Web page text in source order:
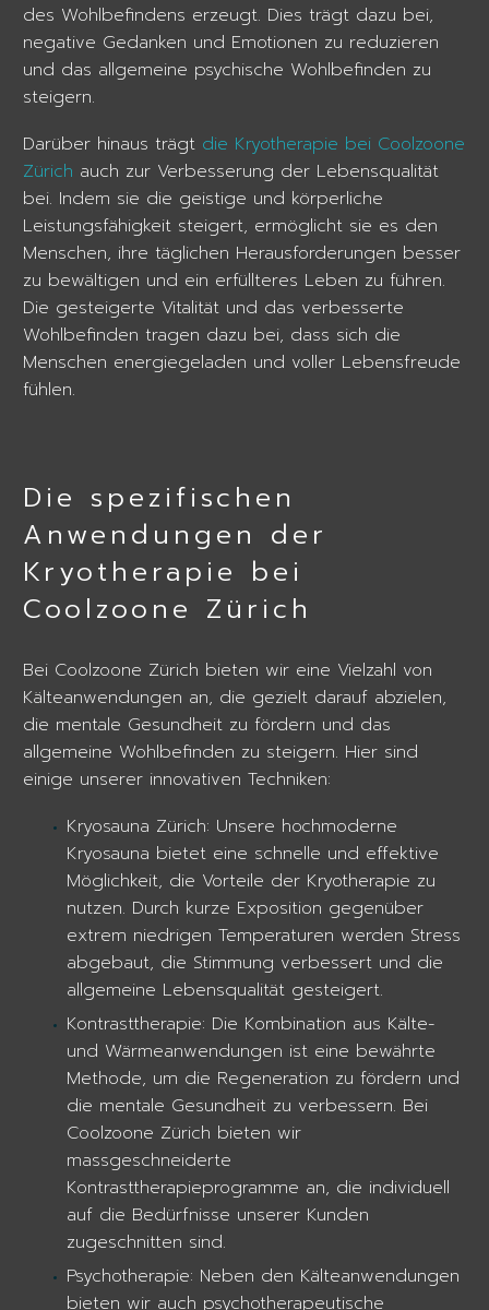
des Wohlbefindens erzeugt. Dies trägt dazu bei,
negative Gedanken und Emotionen zu reduzieren
und das allgemeine psychische Wohlbefinden zu
steigern.
Darüber hinaus trägt die Kryotherapie bei Coolzoone
Zürich auch zur Verbesserung der Lebensqualität
bei. Indem sie die geistige und körperliche
Leistungsfähigkeit steigert, ermöglicht sie es den
Menschen, ihre täglichen Herausforderungen besser
zu bewältigen und ein erfüllteres Leben zu führen.
Die gesteigerte Vitalität und das verbesserte
Wohlbefinden tragen dazu bei, dass sich die
Menschen energiegeladen und voller Lebensfreude
fühlen.
Die spezifischen
Anwendungen der
Kryotherapie bei
Coolzoone Zürich
Bei Coolzoone Zürich bieten wir eine Vielzahl von
Kälteanwendungen an, die gezielt darauf abzielen,
die mentale Gesundheit zu fördern und das
allgemeine Wohlbefinden zu steigern. Hier sind
einige unserer innovativen Techniken:
Kryosauna Zürich: Unsere hochmoderne
Kryosauna bietet eine schnelle und effektive
Möglichkeit, die Vorteile der Kryotherapie zu
nutzen. Durch kurze Exposition gegenüber
extrem niedrigen Temperaturen werden Stress
abgebaut, die Stimmung verbessert und die
allgemeine Lebensqualität gesteigert.
Kontrasttherapie: Die Kombination aus Kälte-
und Wärmeanwendungen ist eine bewährte
Methode, um die Regeneration zu fördern und
die mentale Gesundheit zu verbessern. Bei
Coolzoone Zürich bieten wir
massgeschneiderte
Kontrasttherapieprogramme an, die individuell
auf die Bedürfnisse unserer Kunden
zugeschnitten sind.
Psychotherapie: Neben den Kälteanwendungen
bieten wir auch psychotherapeutische